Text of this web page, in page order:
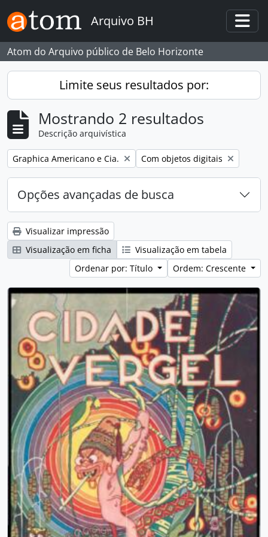
Skip to main content
Arquivo BH
Atom do Arquivo público de Belo Horizonte
Limite seus resultados por:
Mostrando 2 resultados
Descrição arquivística
Remover filtro:
Graphica Americano e Cia. Remover filtro:
Com objetos digitais
Opções avançadas de busca
Visualizar impressão
Visualização em ficha
Visualização em tabela
Ordenar por: Título
Ordem: Crescente